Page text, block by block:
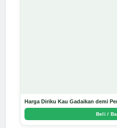
Harga Diriku Kau Gadaikan demi
Beli /